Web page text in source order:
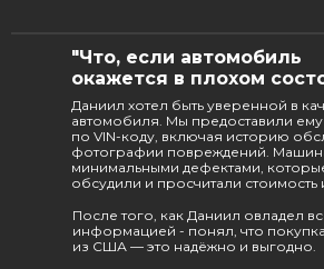
"Что, если автомобиль
окажется в плохом
После того, как Даниил овладел
информацией - понял, что
из США — это надёжно и выгодно.
Даниил хотел быть уверенной в
автомобиля. Мы предоставили
по VIN-коду, включая историю
фотографии повреждений.
минимальными дефектами,
обсудили и просчитали стоимость